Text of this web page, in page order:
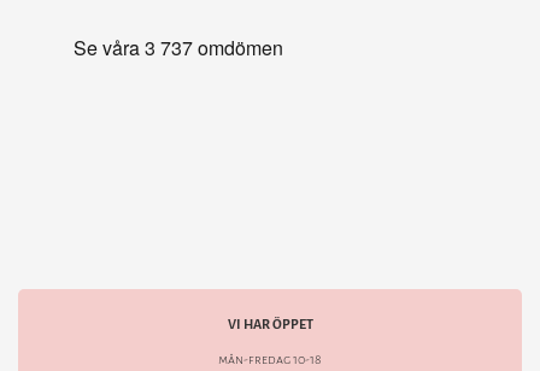
VI HAR ÖPPET
mån-fredag 10-18